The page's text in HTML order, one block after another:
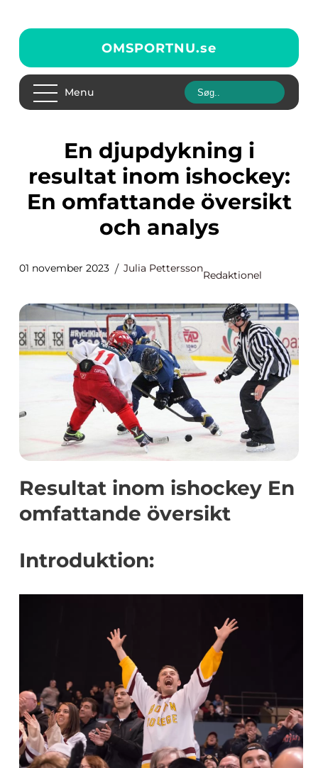
OMSPORTNU.se
Menu
En djupdykning i
resultat inom ishockey:
En omfattande översikt
och analys
01 november 2023 Julia Pettersson
Redaktionel
Resultat inom ishockey En
omfattande översikt
Introduktion: